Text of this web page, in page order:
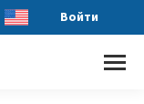
Войти